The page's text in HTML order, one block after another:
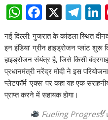
W
h
at
s
A
p
F
ac
e
b
o
o
k
X T
el
e
gr
a
m
नई दिल्ली: गुजरात के कांडला स्थित
इन इंडिया’ ग्रीन हाइड्रोजन प्लांट शुरू
हाइड्रोजन संयंत्र है, जिसे किसी
प्रधानमंत्री नरेंद्र मोदी ने इस
प्लेटफॉर्म ‘एक्स’ पर कहा यह एक
प्राप्त करने में सहायक होगा।
Fueling